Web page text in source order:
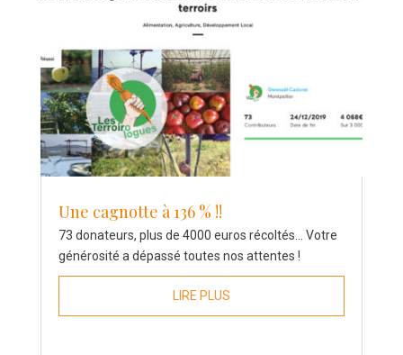
Une cagnotte à 136 % !!
73 donateurs, plus de 4000 euros récoltés... Votre
générosité a dépassé toutes nos attentes !
LIRE PLUS